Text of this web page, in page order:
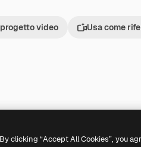
video Usa come
By clicking “Accept All Cookies”, you